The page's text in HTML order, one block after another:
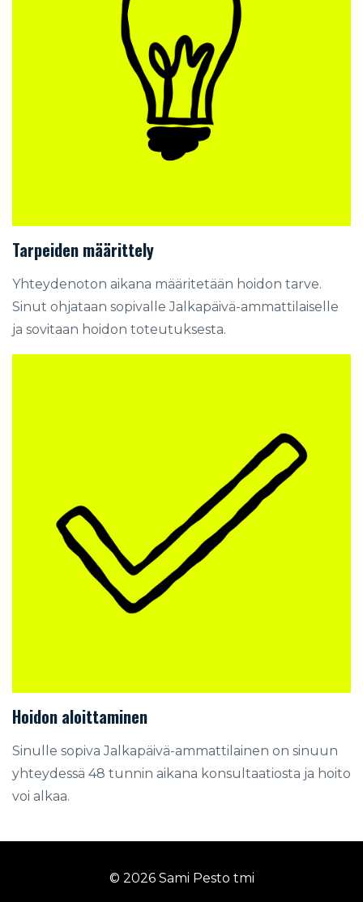
Tarpeiden määrittely
Yhteydenoton aikana määritetään hoidon tarve.
Sinut ohjataan sopivalle Jalkapäivä-ammattilaiselle
ja sovitaan hoidon toteutuksesta.
Hoidon aloittaminen
Sinulle sopiva Jalkapäivä-ammattilainen on sinuun
yhteydessä 48 tunnin aikana konsultaatiosta ja hoito
voi alkaa.
© 2026 Sami Pesto tmi